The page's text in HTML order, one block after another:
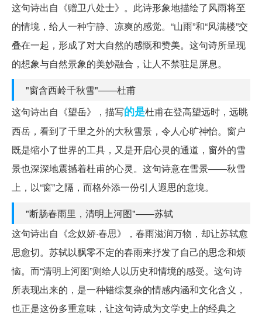
这句诗出自《赠卫八处士》。此诗形象地描绘了风雨将至
的情境，给人一种宁静、凉爽的感觉。“山雨”和“风满楼”交
叠在一起，形成了对大自然的感慨和赞美。这句诗所呈现
的想象与自然景象的美妙融合，让人不禁驻足屏息。
"窗含西岭千秋雪"——杜甫
这句诗出自《望岳》，描写的是杜甫在登高望远时，远眺
西岳，看到了千里之外的大秋雪景，令人心旷神怡。窗户
既是缩小了世界的工具，又是开启心灵的通道，窗外的雪
景也深深地震撼着杜甫的心灵。这句诗意在雪景——秋雪
上，以“窗”之隔，而格外添一份引人遐思的意境。
"断肠春雨里，清明上河图"——苏轼
这句诗出自《念奴娇·春思》，春雨滋润万物，却让苏轼愈
思愈切。苏轼以飘零不定的春雨来抒发了自己的思念和烦
恼。而“清明上河图”则给人以历史和情境的感受。这句诗
所表现出来的，是一种错综复杂的情感内涵和文化含义，
也正是这份多重意味，让这句诗成为文学史上的经典之